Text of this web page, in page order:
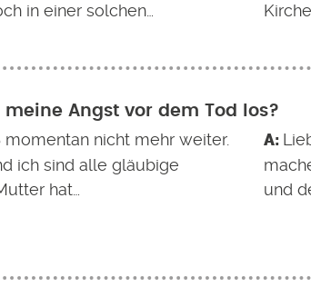
in einer solchen…
Angst vor dem Tod los?
momentan nicht mehr weiter.
ich sind alle gläubige
hat…
und